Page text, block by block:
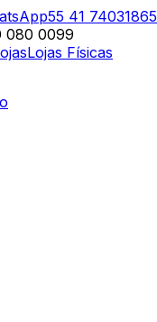
55 41 74031865
080 0099
Lojas Físicas